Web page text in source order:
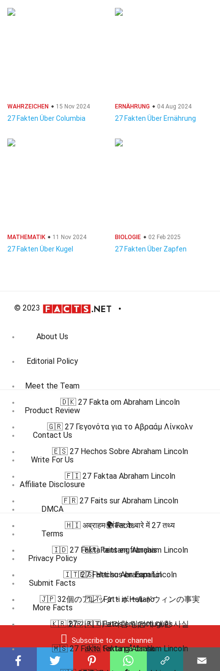
WAHRZEICHEN 15 Nov 2024
27 Fakten Über Columbia
ERNÄHRUNG 04 Aug 2024
27 Fakten Über Ernährung
MATHEMATIK 11 Nov 2024
27 Fakten Über Kugel
BIOLOGIE 02 Feb 2025
27 Fakten Über Zapfen
© 2023
About Us
Editorial Policy
Meet the Team
Product Review
Contact Us
Write For Us
Affiliate Disclosure
DMCA
Terms
Privacy Policy
Submit Facts
More Facts
Subscribe to our channel
🇩🇰 27 Fakta om Abraham Lincoln
🇬🇷 27 Γεγονότα για το Αβραάμ Λίνκολν
🇪🇸 27 Hechos Sobre Abraham Lincoln
🇫🇮 27 Faktaa Abraham Lincoln
🇫🇷 27 Faits sur Abraham Lincoln
🇭🇮 अब्राहम लिंकन के बारे में 27 तथ्य
🇮🇩 27 Fakta tentang Abraham Lincoln
🇮🇹 27 Fatti su Abraham Lincoln
🇯🇵 32個のアレック・ボールドウィンの事実
🇰🇷 27 가지 아브라함 링컨에 대한 사실
🇲🇸 27 Fakta tentang Abraham Lincoln
🌍 Facts
🇫🇷 Faits en français
🇪🇸 Hechos en Español
🇮🇹 Fatti in Italiano
🇧🇷 🇵🇹 Fatos em português
🇩🇰 Fakta på dansk